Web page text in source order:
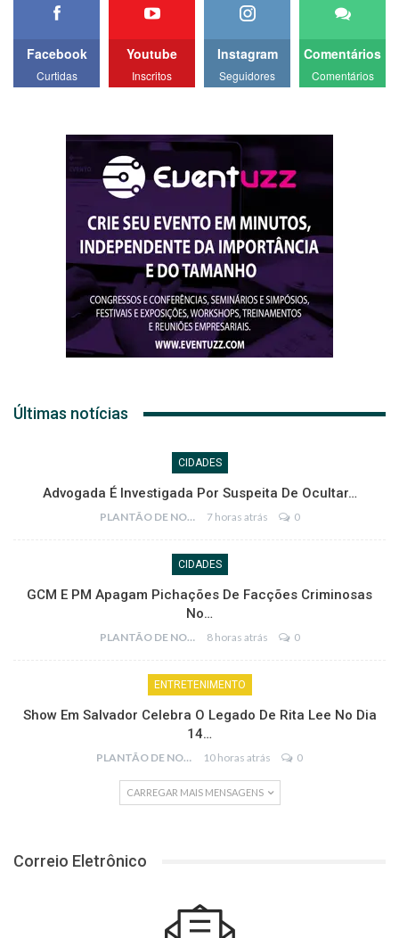
Facebook
Curtidas
Youtube
Inscritos
Instagram
Seguidores
Comentários
Comentários
Últimas notícias
CIDADES
Advogada É Investigada Por Suspeita De Ocultar…
PLANTÃO DE NOTÍCIAS 7 horas atrás 0
CIDADES
GCM E PM Apagam Pichações De Facções Criminosas
No…
PLANTÃO DE NOTÍCIAS 8 horas atrás 0
ENTRETENIMENTO
Show Em Salvador Celebra O Legado De Rita Lee No Dia
14…
PLANTÃO DE NOTÍCIAS 10 horas atrás 0
CARREGAR MAIS MENSAGENS
Correio Eletrônico